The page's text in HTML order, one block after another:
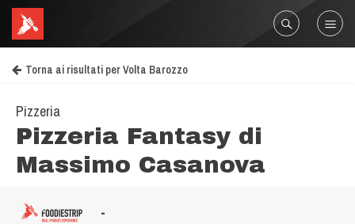
Torna ai risultati per Volta Barozzo
Pizzeria
Pizzeria Fantasy di
Massimo Casanova
-